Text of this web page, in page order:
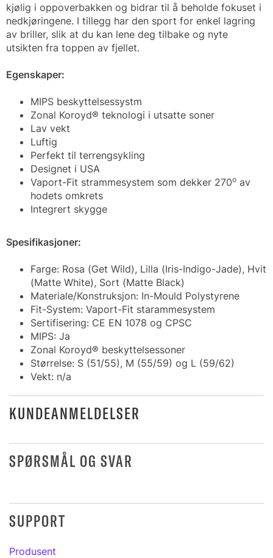
kjølig i oppoverbakken og bidrar til å beholde fokuset i
nedkjøringene. I tillegg har den sport for enkel lagring
av briller, slik at du kan lene deg tilbake og nyte
utsikten fra toppen av fjellet.
Egenskaper:
MIPS beskyttelsessystm
Zonal Koroyd® teknologi i utsatte soner
Lav vekt
Luftig
Perfekt til terrengsykling
Designet i USA
Vaport-Fit strammesystem som dekker 270o av
hodets omkrets
Integrert skygge
Spesifikasjoner:
Farge: Rosa (Get Wild), Lilla (Iris-Indigo-Jade), Hvit
(Matte White), Sort (Matte Black)
Materiale/Konstruksjon: In-Mould Polystyrene
Fit-System: Vaport-Fit starammesystem
Sertifisering: CE EN 1078 og CPSC
MIPS: Ja
Zonal Koroyd® beskyttelsessoner
Størrelse: S (51/55), M (55/59) og L (59/62)
Vekt: n/a
KUNDEANMELDELSER
SPØRSMÅL OG SVAR
SUPPORT
Produsent